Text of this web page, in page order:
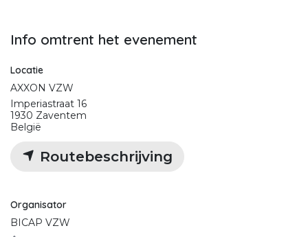
Info omtrent het evenement
Locatie
AXXON VZW
Imperiastraat 16
1930 Zaventem
België
Routebeschrijving
Organisator
BICAP VZW